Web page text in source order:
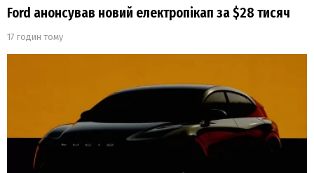
Ford анонсував новий електропікап за $28 тисяч
17 годин тому